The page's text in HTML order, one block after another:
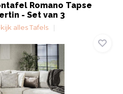
Romano Tapse
- Set van 3
alles Tafels